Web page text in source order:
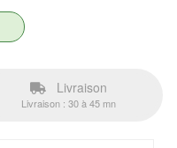
Livraison
Livraison : 30 à 45 mn